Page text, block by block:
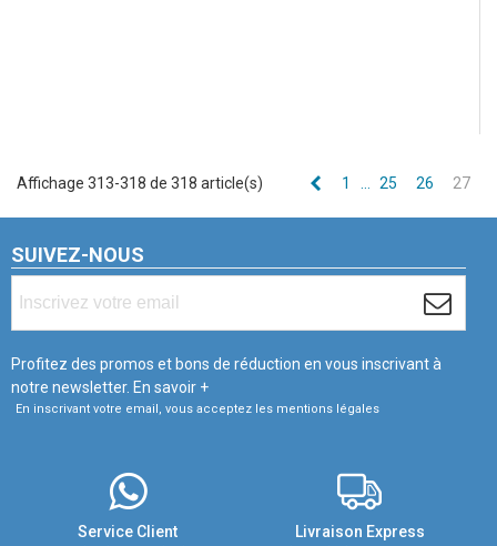
Affichage 313-318 de 318 article(s) Précédent
1 … 25 26 27
SUIVEZ-NOUS
Profitez des promos et bons de réduction en vous inscrivant à
notre newsletter. En savoir +
En inscrivant votre email, vous acceptez les mentions légales
Service Client Livraison Express